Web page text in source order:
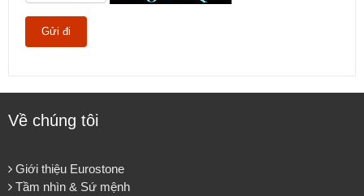
Về chúng tôi
Giới thiệu Eurostone
Tầm nhìn & Sứ mệnh